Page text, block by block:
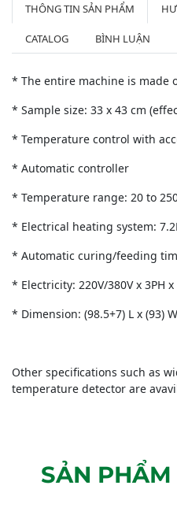
THÔNG TIN SẢN PHẨM
CATALOG BÌNH LUẬN
* The entire machine is made
* Sample size: 33 x 43 cm
* Temperature control with
* Automatic controller
* Temperature range: 20 to
* Electrical heating system:
* Automatic curing/feeding
* Electricity: 220V/380V x 3PH x
* Dimension: (98.5+7) L x (93)
Other specifications such as
temperature detector are
SẢN